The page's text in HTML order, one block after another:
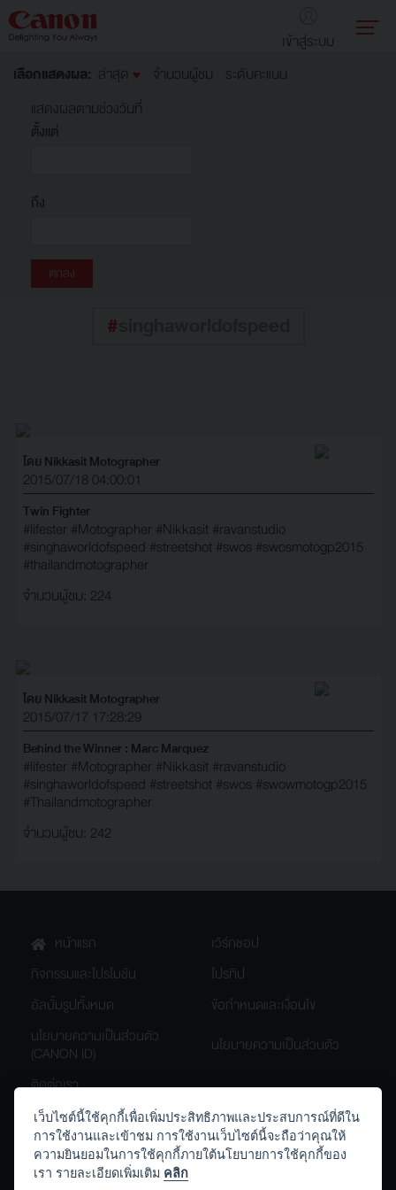
เข้าสู่ระบบ
เลือกแสดงผล: ล่าสุด จำนวนผู้ชม
ระดับคะแนน
แสดงผลตามช่วงวันที่
ตั้งแต่
ถึง
#
โดย Nikkasit Motographer
2015/07/18 04:00:01
Twin Fighter
#lifester #Motographer #Nikkasit #ravanstudio
#singhaworldofspeed #streetshot #swos #swosmotogp2015
#thailandmotographer
จำนวนผู้ชม: 224
โดย Nikkasit Motographer
2015/07/17 17:28:29
Behind the Winner : Marc Marquez
#lifester #Motographer #Nikkasit #ravanstudio
#singhaworldofspeed #streetshot #swos #swowmotogp2015
#Thailandmotographer
จำนวนผู้ชม: 242
หน้าแรก
เวิร์กชอป
กิจกรรมและโปรโมชัน
โปรทิป
อัลบั้มรูปทั้งหมด
ข้อกำหนดและเงื่อนไข
นโยบายความเป็นส่วนตัว
(CANON ID)
นโยบายความเป็นส่วนตัว
ติดต่อเรา
th.canon Canon.Thailand
เว็บไซต์นี้ใช้คุกกี้เพื่อเพิ่มประสิทธิภาพและประสบการณ์ที่ดีใน
การใช้งานและเข้าชม การใช้งานเว็บไซต์นี้จะถือว่าคุณให้
ความยินยอมในการใช้คุกกี้ภายใต้นโยบายการใช้คุกกี้ของ
เรา รายละเอียดเพิ่มเติม คลิก